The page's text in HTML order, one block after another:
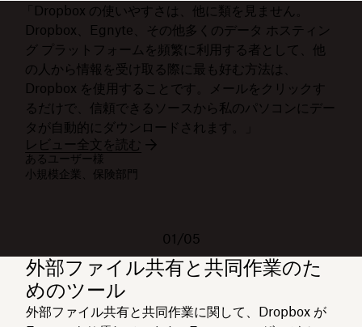
「Dropbox の使いやすさは、他に類を見ません。
Dropbox、Egnyte、その他多くのデータ ホスティン
グ プラットフォームを頻繁に利用する者として、他
の人から情報を受け取る際に最も好む方法は、
Dropbox を使用することです。メールをクリックす
るだけで、信頼できるソースから私のパソコンにデー
タが自動的にダウンロードされます。」
レビュー全文を読む
あるユーザー様
小規模企業、保険部門
01/05
外部ファイル共有と共同作業のた
めのツール
外部ファイル共有と共同作業に関して、Dropbox が